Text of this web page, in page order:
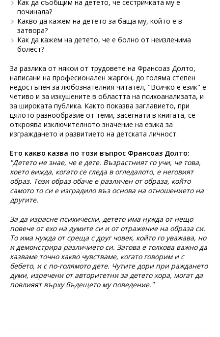
Как да съобщим на детето, че сестричката му е
починала?
Какво да кажем на детето за баща му, който е в
затвора?
Как да кажем на детето, че е болно от неизлечима
болест?
За разлика от някои от трудовете на Франсоаз Долто,
написани на професионален жаргон, до голяма степен
недостъпен за любознателния читател, "Всичко е език" е
четиво и за изкушените в областта на психоанализата, и
за широката публика. Както показва заглавието, при
цялото разнообразие от теми, засегнати в книгата, се
откроява изключителното значение на езика за
изграждането и развитието на детската личност.
Ето какво казва по този въпрос Франсоаз Долто:
"Детето не знае, че е дете. Възрастният го учи, че това,
което вижда, когато се гледа в огледалото, е неговият
образ. Този образ обаче е различен от образа, който
самото то си е изградило въз основа на отношението на
другите.
За да израсне психически, детето има нужда от нещо
повече от ехо на думите си и от отражение на образа си.
То има нужда от среща с друг човек, който го уважава, но
и демонстрира различието си. Затова е толкова важно да
казваме точно какво чувстваме, когато говорим и с
бебето, и с по-голямото дете. Чутите дори при раждането
думи, изречени от авторитетни за детето хора, могат да
повлияят върху бъдещето му поведение."